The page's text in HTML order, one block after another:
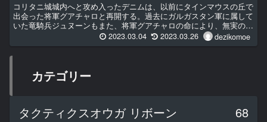
コリタニ城城内へと攻め入ったデニムは、以前にタインマウスの丘で
出会った将軍グアチャロと再開する。過去にガルガスタン軍に属して
いた竜騎兵ジュヌーンもまた、将軍グアチャロの命により、無実の村
を焼き払ってしまった因縁を背負っていた。激しい戦...
2023.03.04 2023.03.26 dezikomoe
カテゴリー
タクティクスオウガ リボーン
68